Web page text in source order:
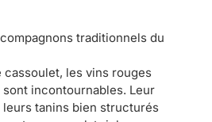
traditionnels du
cassoulet, les vins rouges
incontournables. Leur
tanins bien structurés